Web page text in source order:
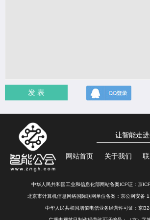
发 表
让智能走进
网站首页 关于我们
中华人民共和国工业和信息化部网站备案ICP证： 京
北京市计算机信息网络国际联网单位备案： 京公网安备
中华人民共和国增值电信业务经营许可证：京